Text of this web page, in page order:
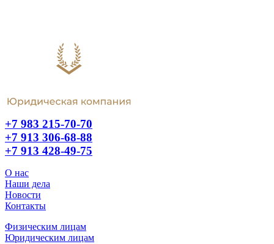
+7 983 215-70-70
+7 913 306-68-88
+7 913 428-49-75
О нас
Наши дела
Новости
Контакты
Физическим лицам
Юридическим лицам